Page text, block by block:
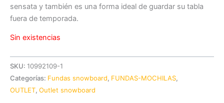
sensata y también es una forma ideal de guardar su tabla
fuera de temporada.
Sin existencias
SKU: 10992109-1
Categorías: Fundas snowboard, FUNDAS-MOCHILAS,
OUTLET, Outlet snowboard